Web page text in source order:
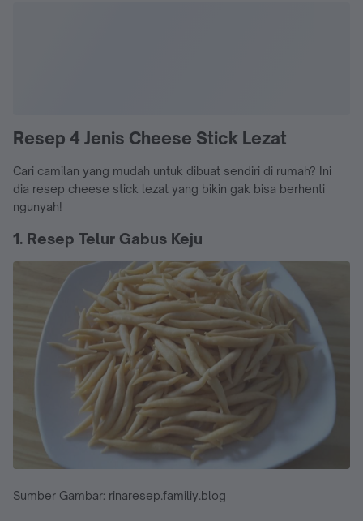
Resep 4 Jenis Cheese Stick Lezat
Cari camilan yang mudah untuk dibuat sendiri di rumah? Ini
dia resep cheese stick lezat yang bikin gak bisa berhenti
ngunyah!
1. Resep Telur Gabus Keju
Sumber Gambar: rinaresep.familiy.blog